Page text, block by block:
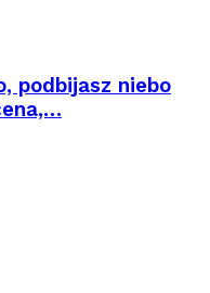
podbijasz niebo